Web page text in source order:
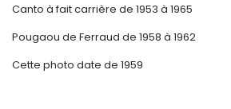
Canto à fait carrière de 1953 à 1965
Pougaou de Ferraud de 1958 à 1962
Cette photo date de 1959